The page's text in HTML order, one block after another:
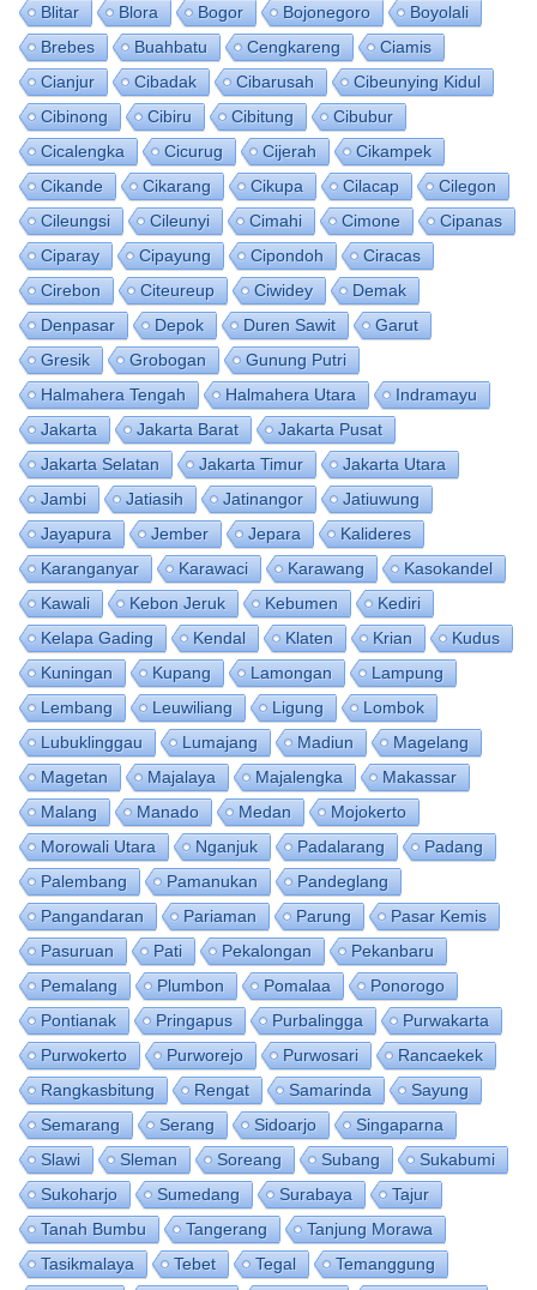
Blitar
Blora Bogor Bojonegoro
Boyolali
Brebes
Buahbatu Cengkareng
Ciamis
Cianjur
Cibadak Cibarusah
Cibeunying Kidul
Cibinong
Cibiru Cibitung
Cibubur
Cicalengka
Cicurug Cijerah
Cikampek
Cikande
Cikarang Cikupa Cilacap
Cilegon
Cileungsi
Cileunyi Cimahi Cimone
Cipanas
Ciparay
Cipayung Cipondoh
Ciracas
Cirebon
Citeureup Ciwidey
Demak
Denpasar
Depok Duren Sawit
Garut
Gresik
Grobogan
Gunung Putri
Halmahera Tengah
Halmahera Utara
Indramayu
Jakarta
Jakarta Barat
Jakarta Pusat
Jakarta Selatan
Jakarta Timur
Jakarta Utara
Jambi
Jatiasih Jatinangor
Jatiuwung
Jayapura
Jember Jepara
Kalideres
Karanganyar
Karawaci Karawang
Kasokandel
Kawali
Kebon Jeruk Kebumen
Kediri
Kelapa Gading
Kendal Klaten Krian
Kudus
Kuningan
Kupang Lamongan
Lampung
Lembang
Leuwiliang Ligung
Lombok
Lubuklinggau
Lumajang Madiun
Magelang
Magetan
Majalaya Majalengka
Makassar
Malang
Manado Medan
Mojokerto
Morowali Utara
Nganjuk Padalarang
Padang
Palembang
Pamanukan
Pandeglang
Pangandaran
Pariaman Parung
Pasar Kemis
Pasuruan
Pati Pekalongan
Pekanbaru
Pemalang
Plumbon Pomalaa
Ponorogo
Pontianak
Pringapus Purbalingga
Purwakarta
Purwokerto
Purworejo Purwosari
Rancaekek
Rangkasbitung
Rengat Samarinda
Sayung
Semarang
Serang Sidoarjo
Singaparna
Slawi
Sleman Soreang Subang
Sukabumi
Sukoharjo
Sumedang Surabaya
Tajur
Tanah Bumbu
Tangerang
Tanjung Morawa
Tasikmalaya
Tebet Tegal
Temanggung